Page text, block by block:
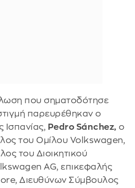
που σηματοδότησε
παρευρέθηκαν ο
Pedro Sánchez, ο
του Ομίλου Volkswagen,
του Διοικητικού
AG, επικεφαλής
Διευθύνων Σύμβουλος